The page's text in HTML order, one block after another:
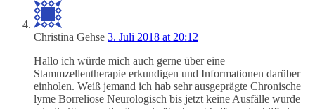
Christina Gehse 3. Juli 2018 at 20:12
Hallo ich würde mich auch gerne über eine
Stammzellentherapie erkundigen und Informationen darüber
einholen. Weiß jemand ich hab sehr ausgeprägte Chronische
lyme Borreliose Neurologisch bis jetzt keine Ausfälle wurde